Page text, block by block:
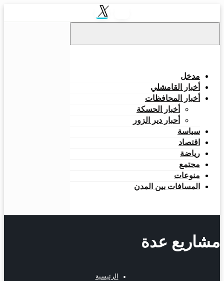
مدخل
أخبار القامشلي
أخبار المحافظات
أخبار الحسكة
أحبار دير الزور
سياسة
اقتصاد
رياضة
مجتمع
منوعات
المسافات بين المدن
مشاريع عدة
الرئيسية